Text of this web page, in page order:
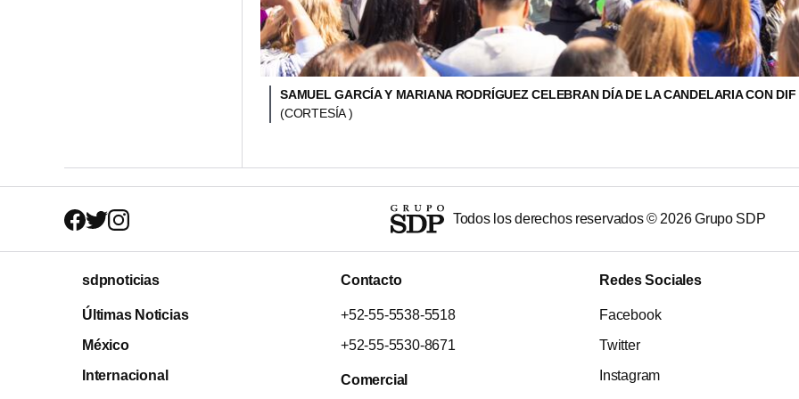
SAMUEL GARCÍA Y MARIANA RODRÍGUEZ CELEBRAN DÍA DE LA CANDELARIA CON DIF
(CORTESÍA )
Todos los derechos reservados © 2026Grupo SDP
sdpnoticias
Últimas Noticias
México
Internacional
Contacto
+52-55-5538-5518
+52-55-5530-8671
Comercial
Redes Sociales
Facebook
Twitter
Instagram